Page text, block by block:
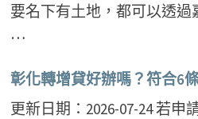
要名下有土地，都可以透
…
彰化轉增貸好辦嗎？符合6
更新日期：2026-07-24 若申